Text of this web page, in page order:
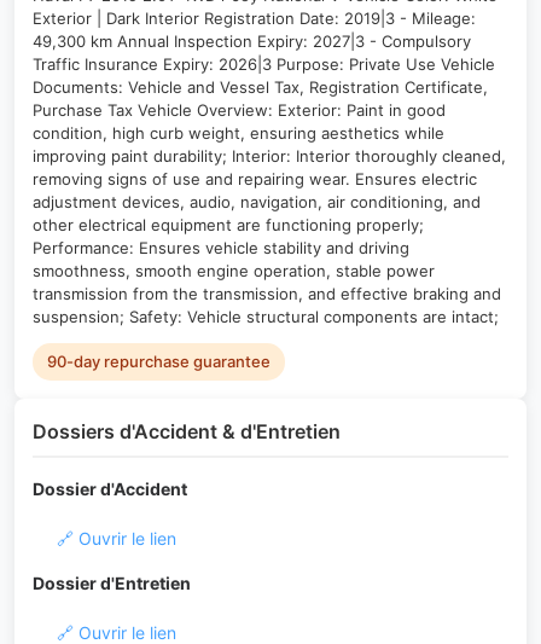
Exterior | Dark Interior Registration Date: 2019|3 - Mileage:
49,300 km Annual Inspection Expiry: 2027|3 - Compulsory
Traffic Insurance Expiry: 2026|3 Purpose: Private Use Vehicle
Documents: Vehicle and Vessel Tax, Registration Certificate,
Purchase Tax Vehicle Overview: Exterior: Paint in good
condition, high curb weight, ensuring aesthetics while
improving paint durability; Interior: Interior thoroughly cleaned,
removing signs of use and repairing wear. Ensures electric
adjustment devices, audio, navigation, air conditioning, and
other electrical equipment are functioning properly;
Performance: Ensures vehicle stability and driving
smoothness, smooth engine operation, stable power
transmission from the transmission, and effective braking and
suspension; Safety: Vehicle structural components are intact;
90-day repurchase guarantee
Dossiers d'Accident & d'Entretien
Dossier d'Accident
🔗 Ouvrir le lien
Dossier d'Entretien
🔗 Ouvrir le lien